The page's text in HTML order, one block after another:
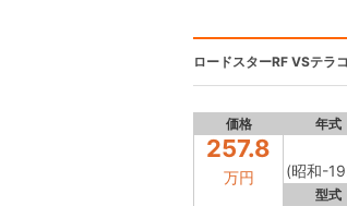
ロードスターRF VSテラ
価格 年式
257.8
万円 (昭和-
型式